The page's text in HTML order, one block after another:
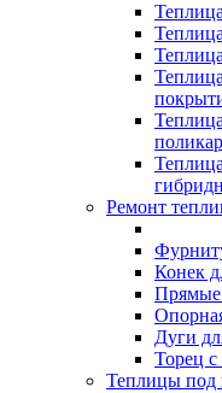
Ремонт
Конек
Дуги
Торец
Теплицы под